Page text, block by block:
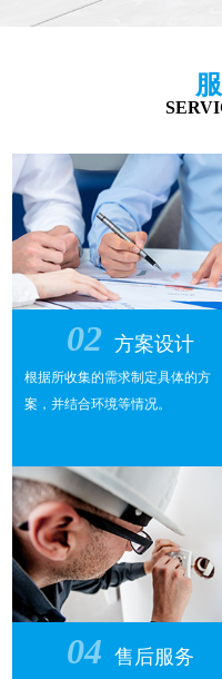
02 方案设计
根据所收集的需求制定具体的方
案，并结合环境等情况。
04 售后服务